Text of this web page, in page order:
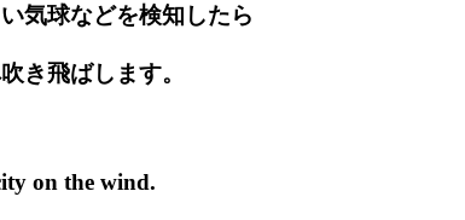
気球などを検知したら
き飛ばします。
on the wind.